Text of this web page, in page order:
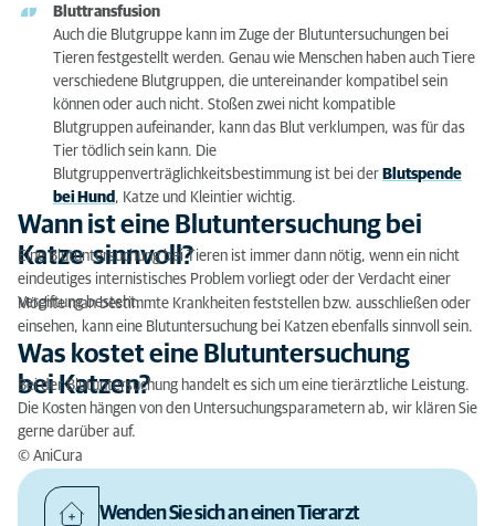
Bluttransfusion
Auch die Blutgruppe kann im Zuge der Blutuntersuchungen bei
Tieren festgestellt werden. Genau wie Menschen haben auch Tiere
verschiedene Blutgruppen, die untereinander kompatibel sein
können oder auch nicht. Stoßen zwei nicht kompatible
Blutgruppen aufeinander, kann das Blut verklumpen, was für das
Tier tödlich sein kann. Die
Blutgruppenverträglichkeitsbestimmung ist bei der Blutspende
bei Hund , Katze und Kleintier wichtig.
Wann ist eine Blutuntersuchung bei
Katze sinnvoll?
Eine Blutuntersuchung bei Tieren ist immer dann nötig, wenn ein nicht
eindeutiges internistisches Problem vorliegt oder der Verdacht einer
Vergiftung besteht.
Möchte man bestimmte Krankheiten feststellen bzw. ausschließen oder
einsehen, kann eine Blutuntersuchung bei Katzen ebenfalls sinnvoll sein.
Was kostet eine Blutuntersuchung
bei Katzen?
Bei der Blutuntersuchung handelt es sich um eine tierärztliche Leistung.
Die Kosten hängen von den Untersuchungsparametern ab, wir klären Sie
gerne darüber auf.
© AniCura
Wenden Sie sich an einen Tierarzt